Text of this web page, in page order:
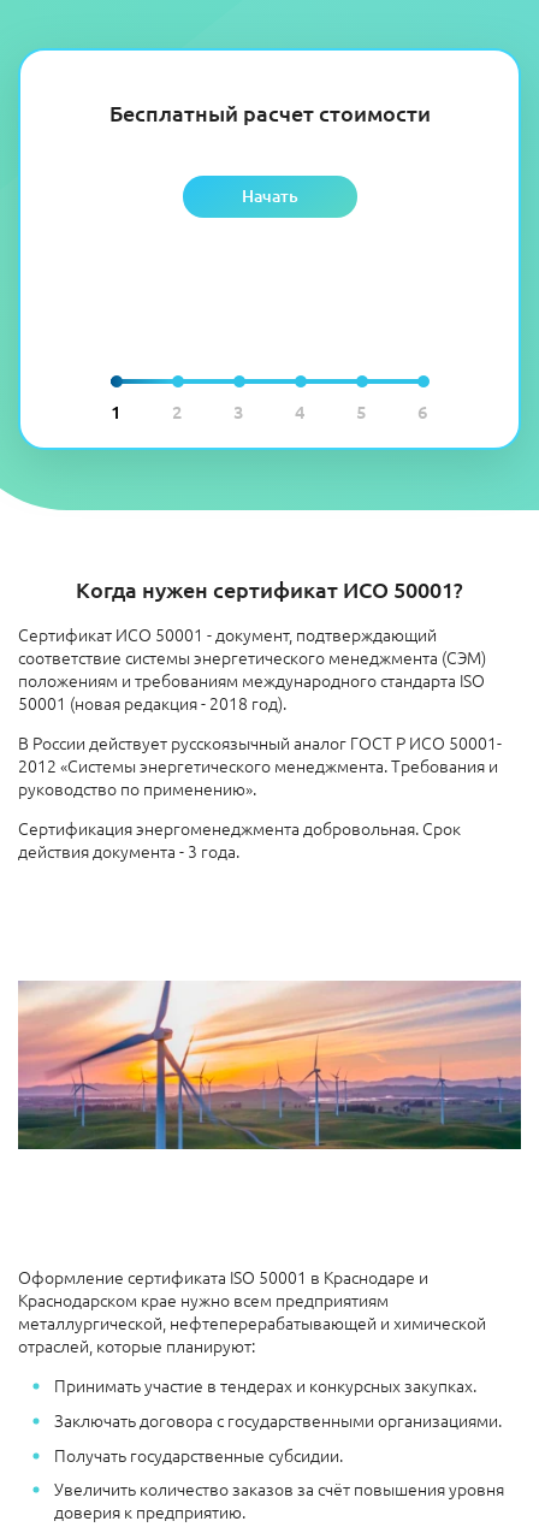
1 2 3 4 5 6
Бесплатный расчет стоимости
Начать
Когда нужен сертификат ИСО 50001?
Сертификат ИСО 50001 - документ, подтверждающий
соответствие системы энергетического менеджмента (СЭМ)
положениям и требованиям международного стандарта ISO
50001 (новая редакция - 2018 год).
В России действует русскоязычный аналог ГОСТ Р ИСО 50001-
2012 «Системы энергетического менеджмента. Требования и
руководство по применению».
Сертификация энергоменеджмента добровольная. Срок
действия документа - 3 года.
Оформление сертификата ISO 50001 в Краснодаре и
Краснодарском крае нужно всем предприятиям
металлургической, нефтеперерабатывающей и химической
отраслей, которые планируют:
Принимать участие в тендерах и конкурсных закупках.
Заключать договора с государственными организациями.
Получать государственные субсидии.
Увеличить количество заказов за счёт повышения уровня
доверия к предприятию.